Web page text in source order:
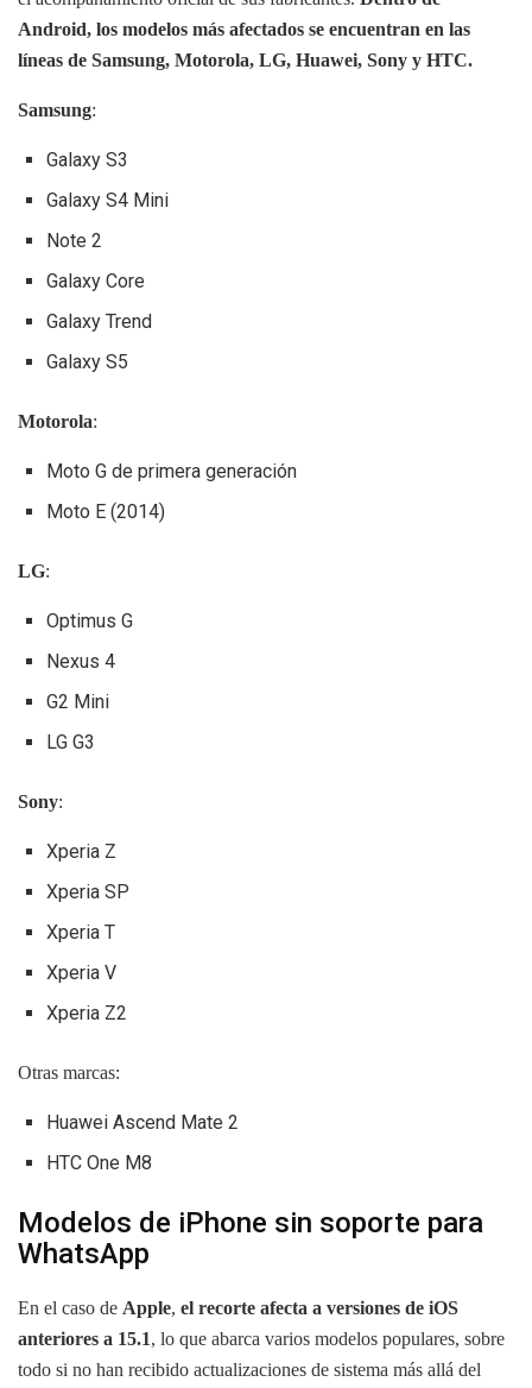
Android, los modelos más afectados se encuentran en las
líneas de Samsung, Motorola, LG, Huawei, Sony y HTC.
Samsung:
Galaxy S3
Galaxy S4 Mini
Note 2
Galaxy Core
Galaxy Trend
Galaxy S5
Motorola:
Moto G de primera generación
Moto E (2014)
LG:
Optimus G
Nexus 4
G2 Mini
LG G3
Sony:
Xperia Z
Xperia SP
Xperia T
Xperia V
Xperia Z2
Otras marcas:
Huawei Ascend Mate 2
HTC One M8
Modelos de iPhone sin soporte para
WhatsApp
En el caso de Apple, el recorte afecta a versiones de iOS
anteriores a 15.1, lo que abarca varios modelos populares, sobre
todo si no han recibido actualizaciones de sistema más allá del